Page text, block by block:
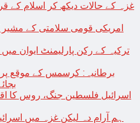
امریکی قومی سلامتی کے مشیر
ترکیہ کے رکن پارلیمنٹ ایوان
برطانیہ: کرسمس کے موقع
اسرائیل فلسطین جنگ، روس کا
ہم آرام دہ لیکن غزہ میں